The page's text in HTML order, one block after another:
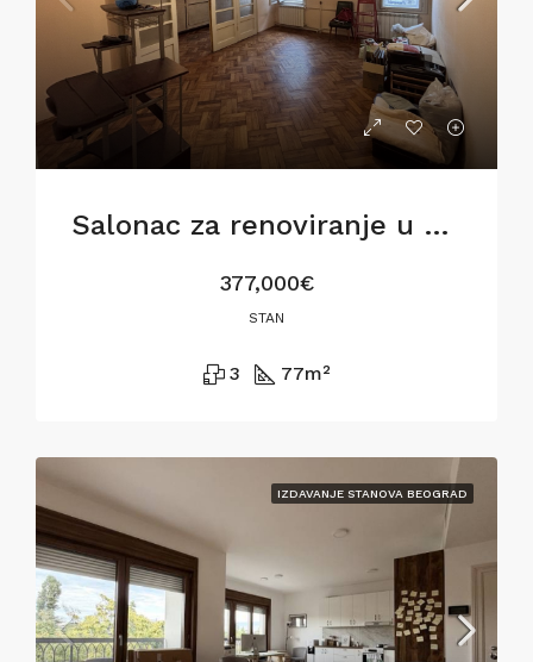
Salonac za renoviranje u Siminoj ulici
377,000€
STAN
3 77m²
IZDAVANJE STANOVA BEOGRAD